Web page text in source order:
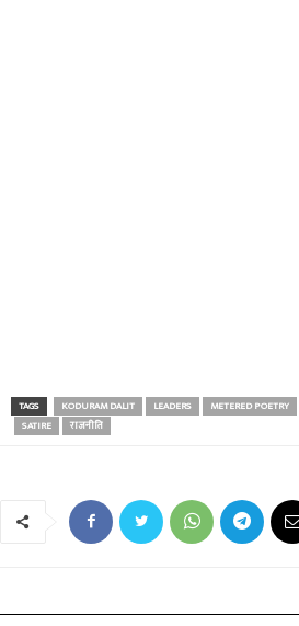
TAGS KODURAM DALIT LEADERS METERED POETRY
SATIRE
राजनीति